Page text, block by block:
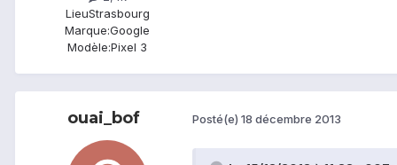
LieuStrasbourg
Marque:Google
Modèle:Pixel 3
ouai_bof Posté(e) 18 décembre 2013